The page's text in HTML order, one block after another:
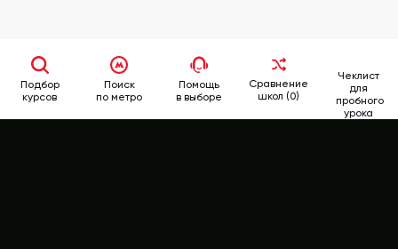
Подбор
курсов
Поиск
по метро
Помощь
в выборе
Сравнение
школ (0)
Чеклист
для
пробного
урока